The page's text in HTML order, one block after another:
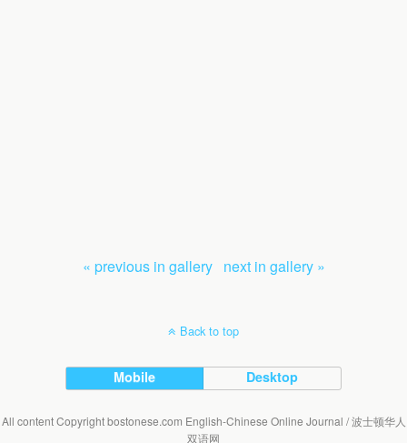
« previous in gallery next in gallery »
Back to top
Mobile Desktop
All content Copyright bostonese.com English-Chinese Online Journal / 波士顿华人
双语网